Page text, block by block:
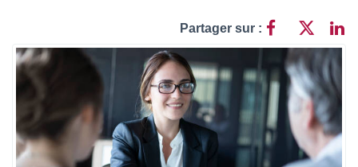
Katel Viager
Partager sur :